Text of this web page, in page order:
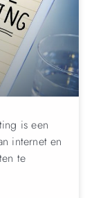
is een
internet en
te